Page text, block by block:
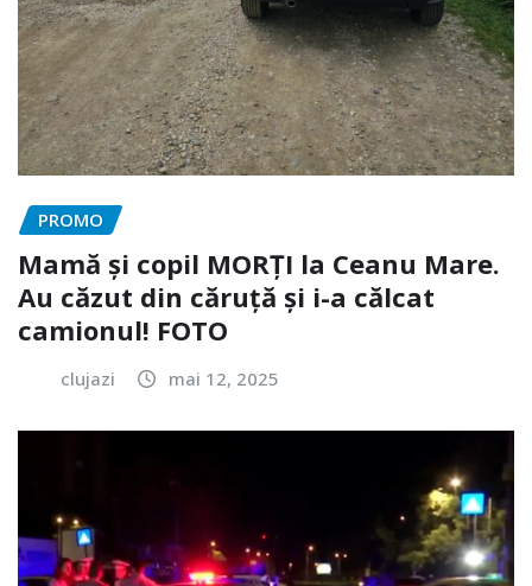
PROMO
Mamă și copil MORȚI la Ceanu Mare.
Au căzut din căruță și i-a călcat
camionul! FOTO
clujazi mai 12, 2025